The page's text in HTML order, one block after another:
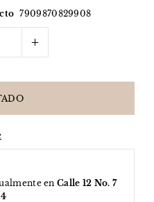
7909870829908
+
enCalle 12 No. 7